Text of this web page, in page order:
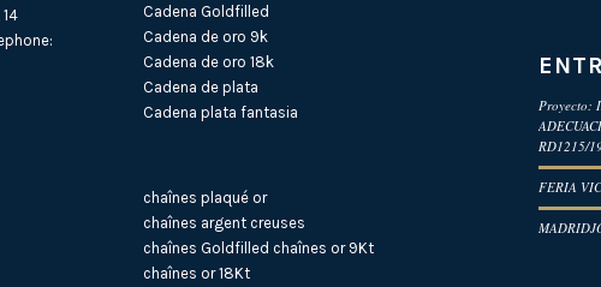
Cadena Goldfilled
Cadena de oro 9k
Cadena de oro 18k
Cadena de plata
Cadena plata fantasia
chaînes plaqué or
chaînes argent creuses
chaînes Goldfilled chaînes or 9Kt
chaînes or 18Kt
Proyecto:
RD1215/
FERIA